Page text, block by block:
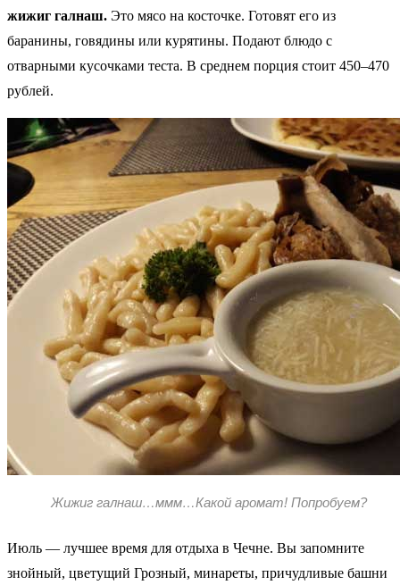
жижиг галнаш. Это мясо на косточке. Готовят его из
баранины, говядины или курятины. Подают блюдо с
отварными кусочками теста. В среднем порция стоит 450–470
рублей.
Жижиг галнаш…ммм…Какой аромат! Попробуем?
Июль — лучшее время для отдыха в Чечне. Вы запомните
знойный, цветущий Грозный, минареты, причудливые башни